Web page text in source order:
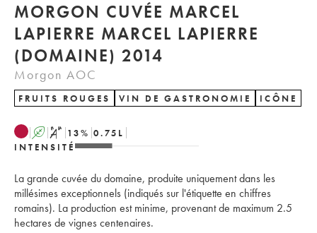
MORGON CUVÉE MARCEL
LAPIERRE MARCEL LAPIERRE
(DOMAINE) 2014
Morgon AOC
FRUITS ROUGES VIN DE GASTRONOMIE ICÔNE
A S 13% 0.75 L
INTENSITÉ
La grande cuvée du domaine, produite uniquement dans les
millésimes exceptionnels (indiqués sur l'étiquette en chiffres
romains). La production est minime, provenant de maximum 2.5
hectares de vignes centenaires.